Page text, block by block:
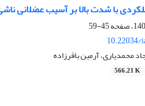
با شدت بالا بر آسیب عضلانی
45-59
10.22034/
محمدیاری، آرمین باقرزاده
566.21 K